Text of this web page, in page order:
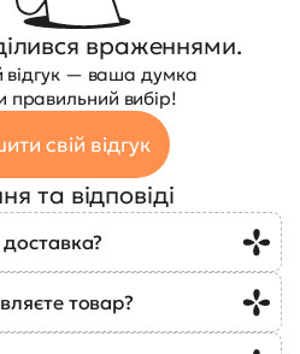
враженнями.
відгук — ваша думка
вибір!
свій відгук
та відповіді
товар?